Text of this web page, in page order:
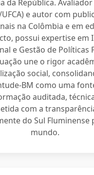
da República.
UFCA) e autor com
na Colômbia e em
possui expertise em
e Gestão de Políticas
une o rigor
social,
BM como uma
auditada,
com a
do Sul Fluminense
mundo.